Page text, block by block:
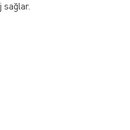
sağlar.